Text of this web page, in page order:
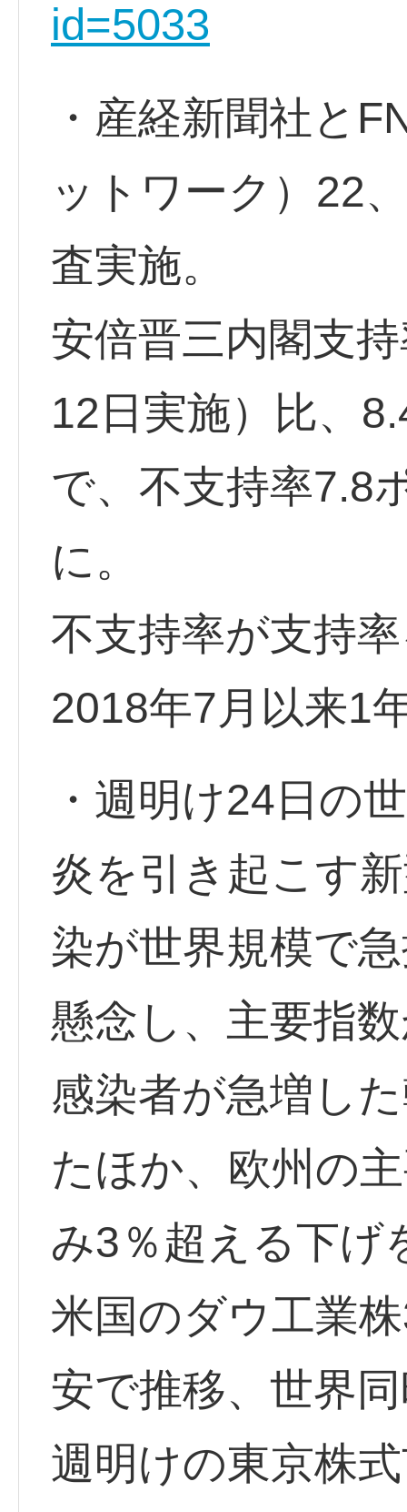
id=5033
・産経新聞社と
ットワーク）22
査実施。
安倍晋三内閣支
12日実施）比、
で、不支持率7.8
に。
不支持率が支持
2018年7月以来1
・週明け24日の
炎を引き起こす
染が世界規模で
懸念し、主要指
感染者が急増し
たほか、欧州の
み3％超える下げ
米国のダウ工業
安で推移、世界
週明けの東京株